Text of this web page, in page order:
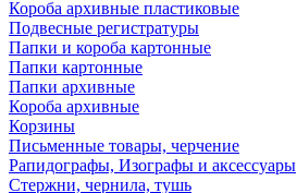
Короба архивные пластиковые
Подвесные регистратуры
Папки и короба картонные
Папки картонные
Папки архивные
Короба архивные
Корзины
Письменные товары, черчение
Рапидографы, Изографы и аксессуары
Стержни, чернила, тушь